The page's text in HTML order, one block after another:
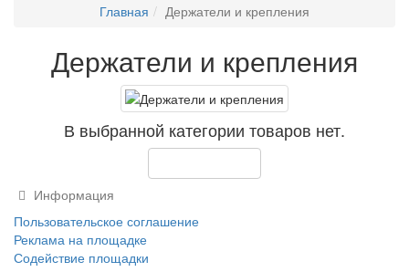
Главная Держатели и крепления
Держатели и крепления
В выбранной категории товаров нет.
Информация
Пользовательское соглашение
Реклама на площадке
Содействие площадки